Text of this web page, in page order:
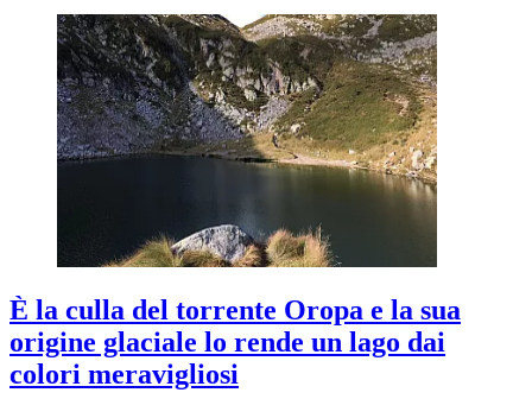
È la culla del torrente Oropa e la sua
origine glaciale lo rende un lago dai
colori meravigliosi